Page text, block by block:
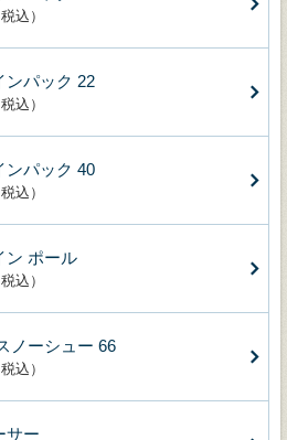
込）
ンパック 22
込）
ンパック 40
込）
ン ポール
込）
ノーシュー 66
込）
サー